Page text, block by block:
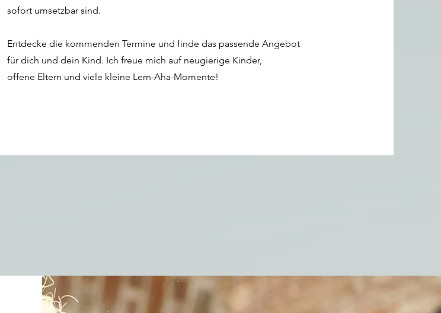
sofort umsetzbar sind.
Entdecke die kommenden Termine und finde das passende Angebot
für dich und dein Kind. Ich freue mich auf neugierige Kinder,
offene Eltern und viele kleine Lern-Aha-Momente!